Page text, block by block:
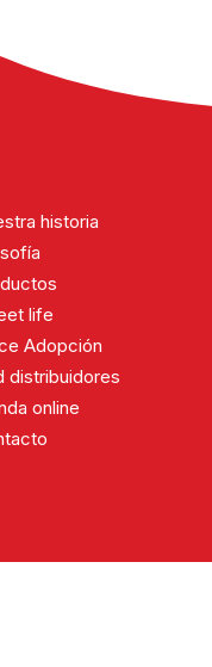
historia
life
Adopción
distribuidores
online